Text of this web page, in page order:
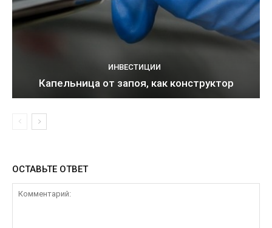
ИНВЕСТИЦИИ
Капельница от запоя, как конструктор
ОСТАВЬТЕ ОТВЕТ